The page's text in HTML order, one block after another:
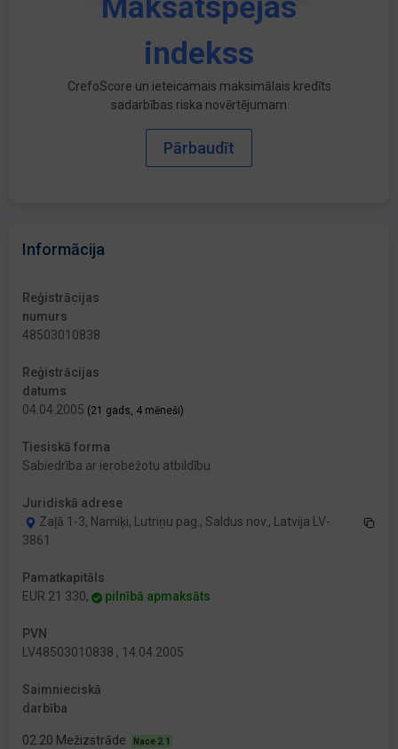
Maksātspējas
indekss
CrefoScore un ieteicamais maksimālais kredīts
sadarbības riska novērtējumam
Pārbaudīt
Informācija
Reģistrācijas
numurs
48503010838
Reģistrācijas
datums
04.04.2005 (21 gads, 4 mēneši)
Tiesiskā forma
Sabiedrība ar ierobežotu atbildību
Juridiskā adrese
Zaļā 1-3, Namiķi, Lutriņu pag., Saldus nov., Latvija LV-
3861
Pamatkapitāls
EUR 21 330,
pilnībā apmaksāts
PVN
LV48503010838 , 14.04.2005
Saimnieciskā
darbība
02.20 Mežizstrāde Nace 2.1